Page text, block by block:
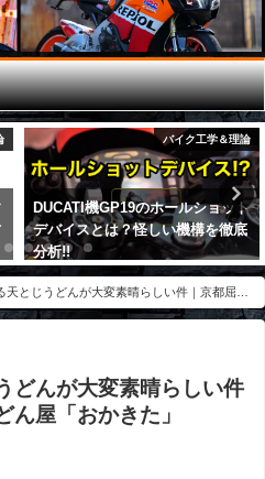
バイク工学＆理論
バイクの電子制御スロットルをわ
かりやすく解説！TBWのメリット
とは？
天とじうどんが大変素晴らしい件｜京都屈指
どんが大変素晴らしい件
ん屋「おかきた」